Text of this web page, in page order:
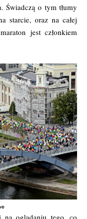
Świadczą o tym tłumy
starcie, oraz na całej
jest członkiem
oglądaniu tego, co